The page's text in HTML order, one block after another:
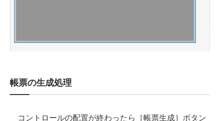
帳票の生成処理
コントロールの配置が終わったら［帳票生成］ボタン